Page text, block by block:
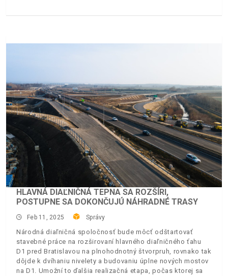
HLAVNÁ DIAĽNIČNÁ TEPNA SA ROZŠÍRI,
POSTUPNE SA DOKONČUJÚ NÁHRADNÉ TRASY
Feb 11, 2025 Správy
Národná diaľničná spoločnosť bude môcť odštartovať
stavebné práce na rozširovaní hlavného diaľničného ťahu
D1 pred Bratislavou na plnohodnotný štvorpruh, rovnako tak
dôjde k dvíhaniu nivelety a budovaniu úplne nových mostov
na D1. Umožní to ďalšia realizačná etapa, počas ktorej sa